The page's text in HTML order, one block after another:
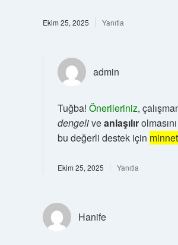
Ekim 25, 2025 Yanıtla
admin
Tuğba! Önerileriniz,
dengeliveanlaşılır
bu değerli destek için
Ekim 25, 2025 Yanıtla
Hanife